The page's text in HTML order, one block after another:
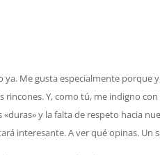
ya. Me gusta especialmente
Y, como tú, me indigno
y la falta de respeto hacia
interesante. A ver qué opinas. Un